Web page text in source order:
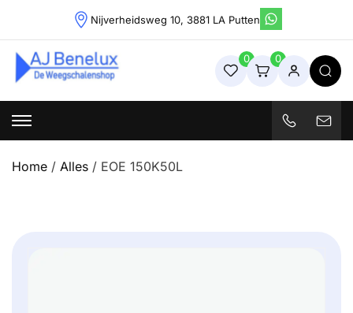
content
Nijverheidsweg 10, 3881 LA Putten
Weegschalenshop | Precisieweegschalen & Industriële
Weegoplossingen
0 0
Home / Alles / EOE 150K50L